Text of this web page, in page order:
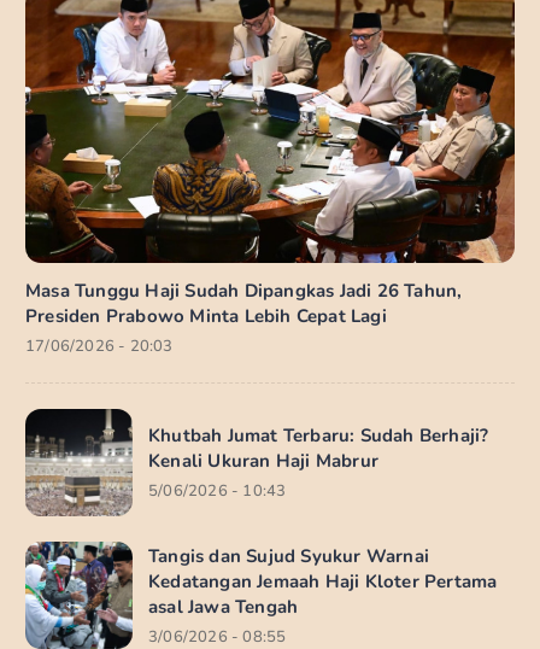
Masa Tunggu Haji Sudah Dipangkas Jadi 26 Tahun,
Presiden Prabowo Minta Lebih Cepat Lagi
17/06/2026 - 20:03
Khutbah Jumat Terbaru: Sudah Berhaji?
Kenali Ukuran Haji Mabrur
5/06/2026 - 10:43
Tangis dan Sujud Syukur Warnai
Kedatangan Jemaah Haji Kloter Pertama
asal Jawa Tengah
3/06/2026 - 08:55